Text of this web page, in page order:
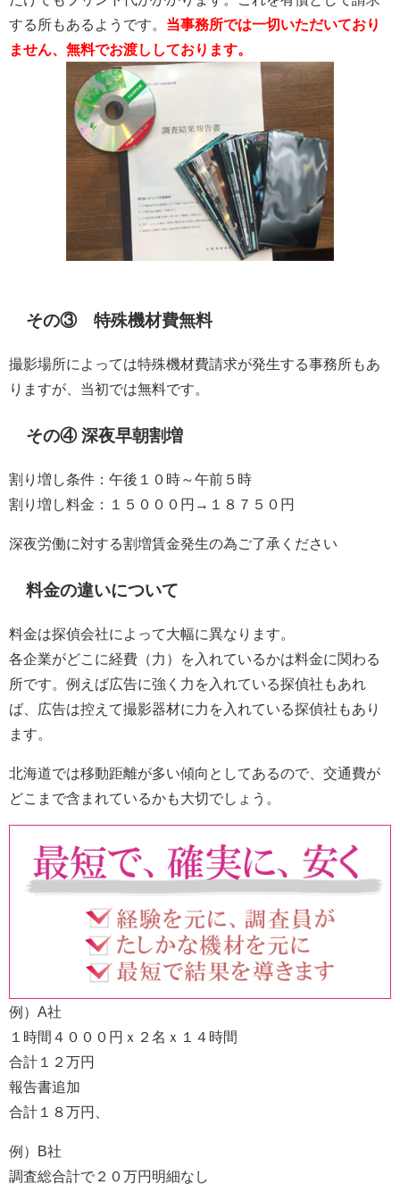
する所もあるようです。 当事務所では一切いただいており
ません、無料でお渡ししております。
その③ 特殊機材費無料
撮影場所によっては特殊機材費請求が発生する事務所もあ
りますが、当初では無料です。
その④ 深夜早朝割増
割り増し条件：午後１０時～午前５時
割り増し料金：１５０００円→１８７５０円
深夜労働に対する割増賃金発生の為ご了承ください
料金の違いについて
料金は探偵会社によって大幅に異なります。
各企業がどこに経費（力）を入れているかは料金に関わる
所です。例えば広告に強く力を入れている探偵社もあれ
ば、広告は控えて撮影器材に力を入れている探偵社もあり
ます。
北海道では移動距離が多い傾向としてあるので、交通費が
どこまで含まれているかも大切でしょう。
例）A社
１時間４０００円ｘ２名ｘ１４時間
合計１２万円
報告書追加
合計１８万円、
例）B社
調査総合計で２０万円明細なし